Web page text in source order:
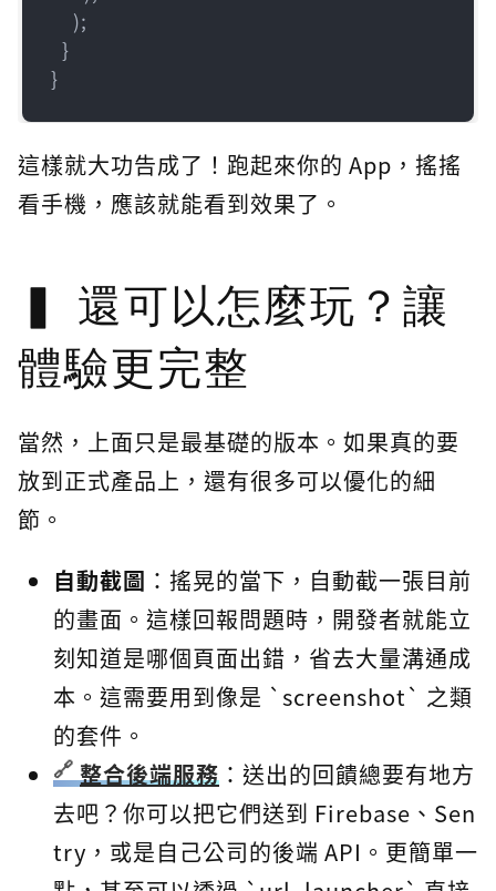
  }
}
這樣就大功告成了！跑起來你的 App，搖搖
看手機，應該就能看到效果了。
還可以怎麼玩？讓
體驗更完整
當然，上面只是最基礎的版本。如果真的要
放到正式產品上，還有很多可以優化的細
節。
自動截圖 ：搖晃的當下，自動截一張目前
的畫面。這樣回報問題時，開發者就能立
刻知道是哪個頁面出錯，省去大量溝通成
本。這需要用到像是 `screenshot` 之類
的套件。
整合後端服務 ：送出的回饋總要有地方
去吧？你可以把它們送到 Firebase、Sen
try，或是自己公司的後端 API。更簡單一